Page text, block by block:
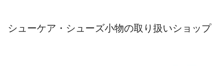
シューケア・シューズ小物の取り扱いショップ